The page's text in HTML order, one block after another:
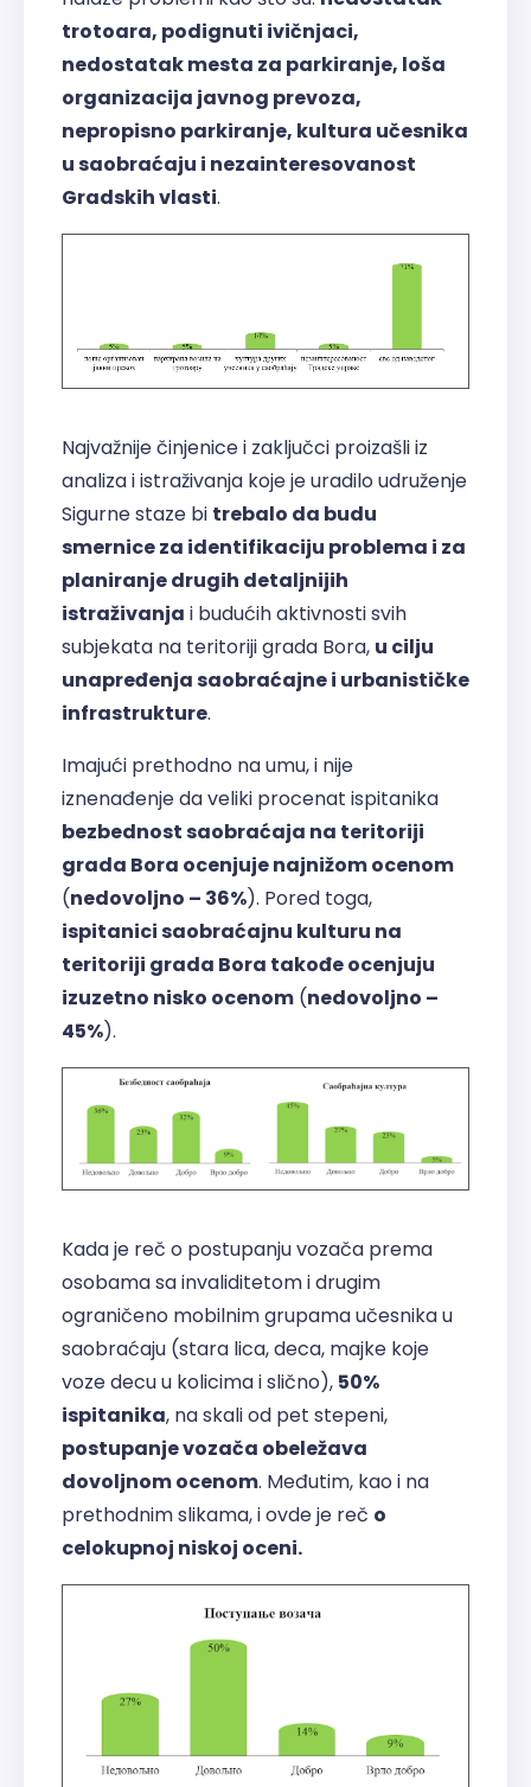
trotoara, podignuti ivičnjaci,
nedostatak mesta za parkiranje, loša
organizacija javnog prevoza,
nepropisno parkiranje, kultura učesnika
u saobraćaju i nezainteresovanost
Gradskih vlasti.
Najvažnije činjenice i zaključci proizašli iz
analiza i istraživanja koje je uradilo udruženje
Sigurne staze bi trebalo da budu
smernice za identifikaciju problema i za
planiranje drugih detaljnijih
istraživanja i budućih aktivnosti svih
subjekata na teritoriji grada Bora, u cilju
unapređenja saobraćajne i urbanističke
infrastrukture.
Imajući prethodno na umu, i nije
iznenađenje da veliki procenat ispitanika
bezbednost saobraćaja na teritoriji
grada Bora ocenjuje najnižom ocenom
(nedovoljno – 36%). Pored toga,
ispitanici saobraćajnu kulturu na
teritoriji grada Bora takođe ocenjuju
izuzetno nisko ocenom (nedovoljno –
45%).
Kada je reč o postupanju vozača prema
osobama sa invaliditetom i drugim
ograničeno mobilnim grupama učesnika u
saobraćaju (stara lica, deca, majke koje
voze decu u kolicima i slično), 50%
ispitanika, na skali od pet stepeni,
postupanje vozača obeležava
dovoljnom ocenom. Međutim, kao i na
prethodnim slikama, i ovde je reč o
celokupnoj niskoj oceni.